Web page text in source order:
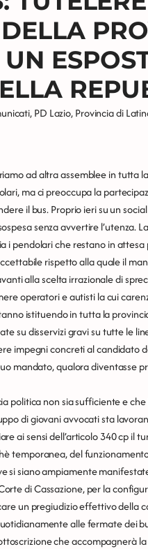
,PD Lazio,Provincia di
ad altra assemblee in tutta
ma ci preoccupa la
il bus. Proprio ieri su un
senza avvertire l’utenza.
i pendolari che restano in
rispetto alla quale il
alla scelta irrazionale di
operatori e autisti la cui
istituendo in tutta la
su disservizi gravi su tutte le
impegni concreti al candidato
mandato, qualora diventasse
politica non sia sufficiente e
di giovani avvocati sta
ai sensi dell’articolo 340 cp il
temporanea, del
si siano ampiamente
di Cassazione, per la
un pregiudizio effettivo della
alle fermate dei
che accompagnerà